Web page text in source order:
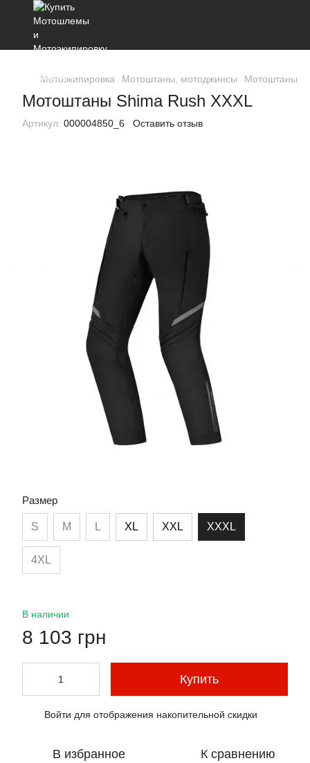
Мотоэкипировка Мотоштаны, мотоджинсы Мотоштаны,
Мотоштаны Shima Rush XXXL
Артикул: 000004850_6 Оставить отзыв
Размер
S M L XL XXL XXXL
4XL
В наличии
8 103 грн
Купить
Войти для отображения накопительной скидки
В избранное К сравнению